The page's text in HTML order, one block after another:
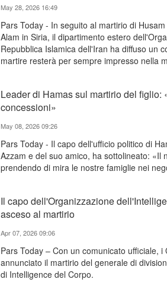
May 28, 2026 16:49
Pars Today - In seguito al martirio di
Alam in Siria, il dipartimento estero
Repubblica Islamica dell'Iran ha diffuso un
martire resterà per sempre impresso nella
Leader di Hamas sul martirio del figlio:
concessioni»
May 08, 2026 09:26
Pars Today - Il capo dell'ufficio politico di
Azzam e del suo amico, ha sottolineato:
prendendo di mira le nostre famiglie nei
Il capo dell'Organizzazione
asceso al martirio
Apr 07, 2026 09:06
Pars Today – Con un comunicato ufficiale,
annunciato il martirio del generale di
di Intelligence del Corpo.